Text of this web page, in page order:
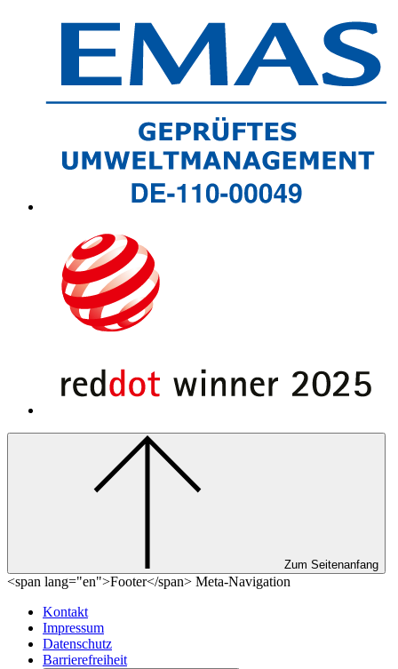
Zum Seitenanfang
<span lang="en">Footer</span> Meta-Navigation
Kontakt
Impressum
Datenschutz
Barrierefreiheit